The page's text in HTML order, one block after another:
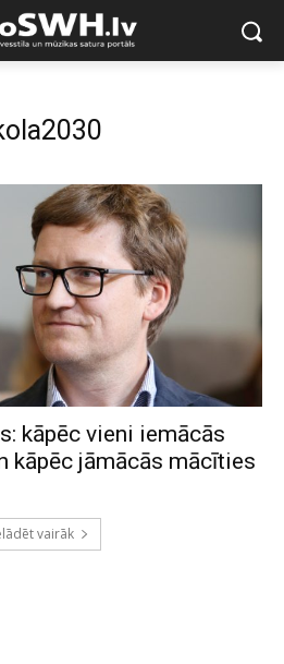
kāpēc vieni iemācās
kāpēc jāmācās mācīties
vairāk